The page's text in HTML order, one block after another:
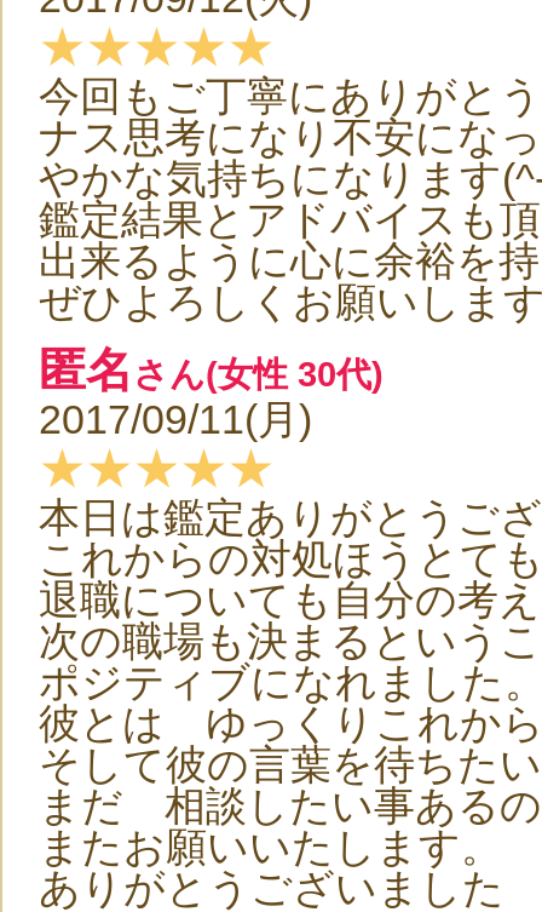
★★★★★
今回もご丁寧にありがと
ナス思考になり不安にな
やかな気持ちになります
鑑定結果とアドバイスも
出来るように心に余裕を
ぜひよろしくお願いしま
匿名 さん(女性 30代)
2017/09/11(月)
★★★★★
本日は鑑定ありがとうご
これからの対処ほうとて
退職についても自分の考
次の職場も決まるという
ポジティブになれました
彼とは ゆっくりこれか
そして彼の言葉を待ちた
まだ 相談したい事ある
またお願いいたします。
ありがとうございました